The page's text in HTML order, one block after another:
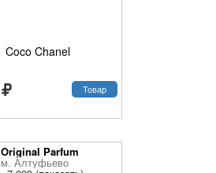
Coco Chanel
Товар
Original Parfum
м. Алтуфьево